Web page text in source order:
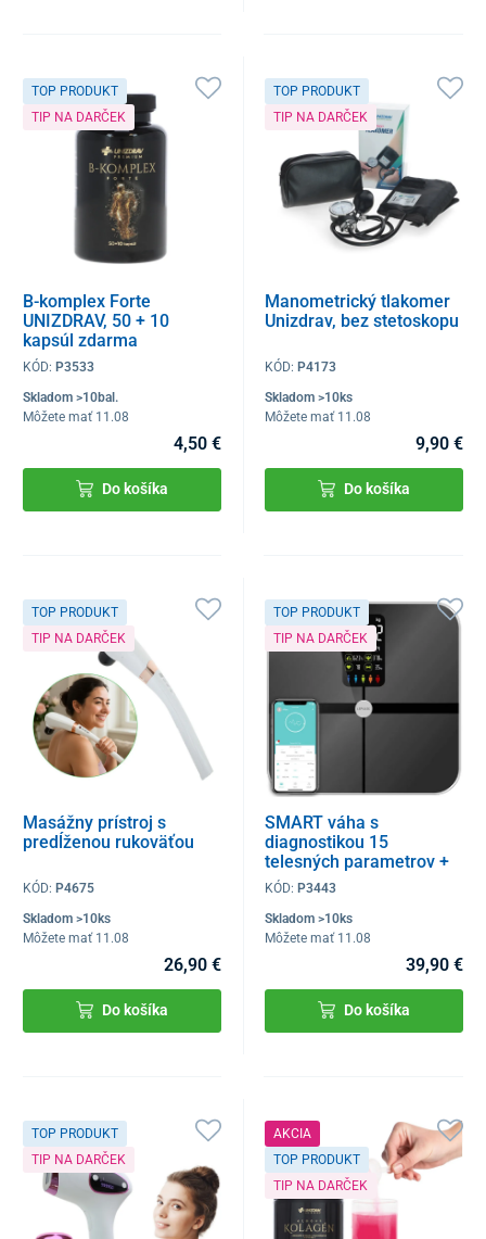
TOP PRODUKT
TIP NA DARČEK
B-komplex Forte
UNIZDRAV, 50 + 10
kapsúl zdarma
KÓD: P3533
Skladom >10bal.
Môžete mať 11.08
4,50 €
Do košíka
TOP PRODUKT
TIP NA DARČEK
Manometrický tlakomer
Unizdrav, bez stetoskopu
KÓD:P4173
Skladom >10ks
Môžete mať 11.08
9,90 €
Do košíka
TOP PRODUKT
TIP NA DARČEK
Masážny prístroj s
predĺženou rukoväťou
KÓD: P4675
Skladom >10ks
Môžete mať 11.08
26,90 €
Do košíka
TOP PRODUKT
TIP NA DARČEK
SMART váha s
diagnostikou 15
telesných parametrov +
LED displej, Bluetooth a
KÓD:P3443
Skladom >10ks
Môžete mať 11.08
39,90 €
Do košíka
TOP PRODUKT
TIP NA DARČEK
AKCIA
TOP PRODUKT
TIP NA DARČEK